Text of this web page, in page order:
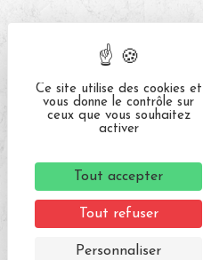
Ce site utilise des cookies et
vous donne le contrôle sur
ceux que vous souhaitez
activer
Tout accepter
Tout refuser
Personnaliser